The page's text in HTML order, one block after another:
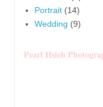
Portrait (14)
Wedding (9)
Pearl Hsieh